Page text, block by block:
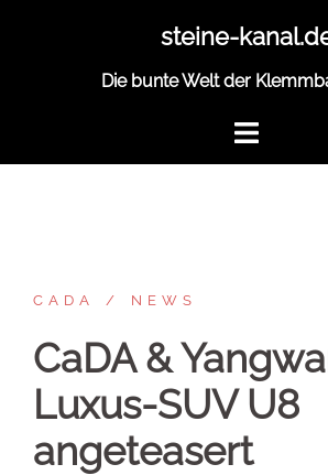
steine-
Die bunte Welt der
CADA NEWS
CaDA &
Luxus-SUV U8
angeteasert